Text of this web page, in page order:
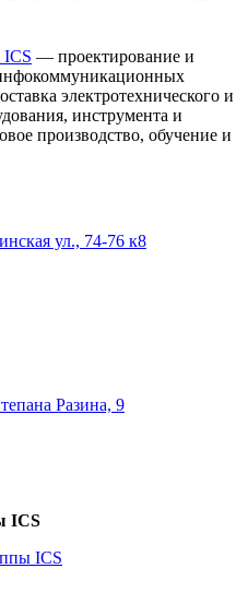
ICS — проектирование и
электротехнического и
инструмента и
производство, обучение и
ул., 74-76 к8
Разина, 9
ICS
ICS